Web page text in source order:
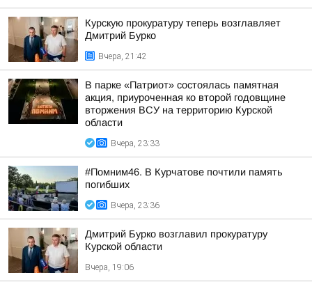
Курскую прокуратуру теперь возглавляет
Дмитрий Бурко
Вчера, 21:42
В парке «Патриот» состоялась памятная
акция, приуроченная ко второй годовщине
вторжения ВСУ на территорию Курской
области
Вчера, 23:33
#Помним46. В Курчатове почтили память
погибших
Вчера, 23:36
Дмитрий Бурко возглавил прокуратуру
Курской области
Вчера, 19:06